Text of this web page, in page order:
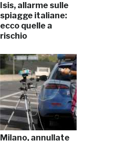
Isis, allarme sulle
spiagge italiane:
ecco quelle a
rischio
Milano, annullate